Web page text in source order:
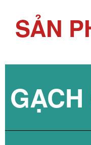
SẢN